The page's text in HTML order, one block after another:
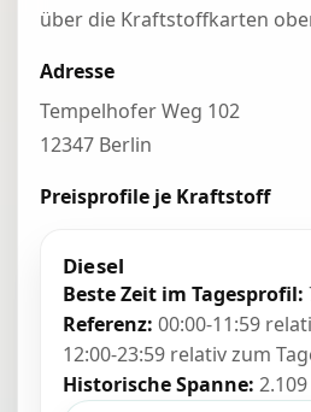
über die Kraftstoffkarten
Adresse
Tempelhofer Weg 102
12347 Berlin
Preisprofile je Kraftstoff
Diesel
Beste Zeit im Tagesprofil:
Referenz: 00:00-11:59
12:00-23:59 relativ zum
Historische Spanne: